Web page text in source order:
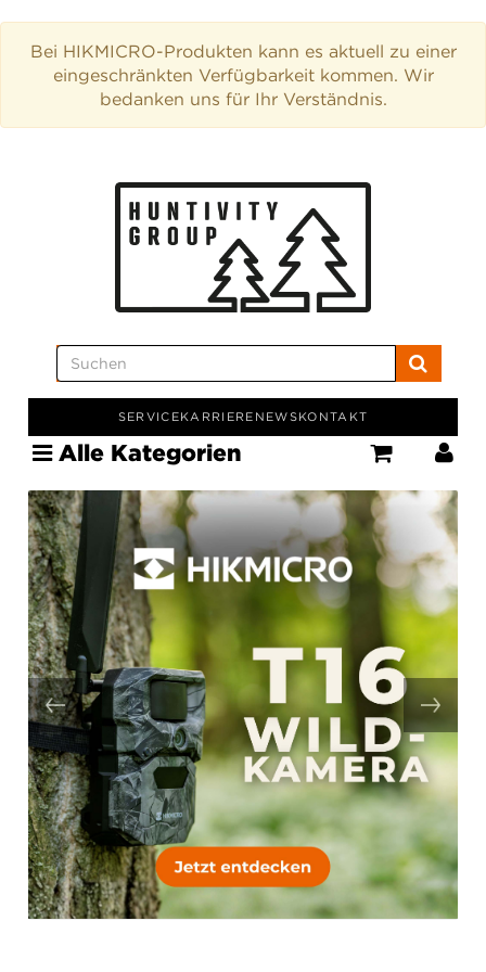
Bei HIKMICRO-Produkten kann es aktuell zu einer
eingeschränkten Verfügbarkeit kommen. Wir
bedanken uns für Ihr Verständnis.
SERVICEKARRIERE NEWSKONTAKT
Alle Kategorien